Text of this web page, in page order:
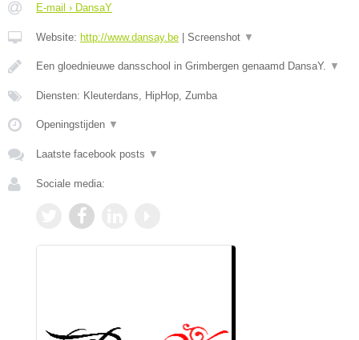
E-mail › DansaY
Website: http://www.dansay.be | Screenshot ▼
Een gloednieuwe dansschool in Grimbergen genaamd DansaY. ▼
Diensten: Kleuterdans, HipHop, Zumba
Openingstijden ▼
Laatste facebook posts ▼
Sociale media: